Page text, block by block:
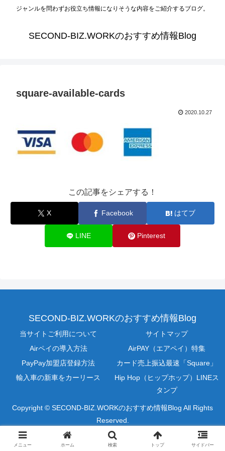
ジャンルを問わずお役立ち情報になりそうな内容をご紹介するブログ。
SECOND-BIZ.WORKのおすすめ情報Blog
square-available-cards
2020.10.27
この記事をシェアする！
X Facebook はてブ
LINE Pinterest
SECOND-BIZ.WORKのおすすめ情報Blog
当サイトご利用について
サイトマップ
Airペイの導入方法
AirPAY（エアペイ）特集
PayPay加盟店登録方法
カード売上振込最速「Square」
輸入車の新車をカーリース
Hip Hop（ヒップホップ）LINEス
タンプ
Copyright © SECOND-BIZ.WORKのおすすめ情報Blog All Rights
Reserved.
メニュー ホーム 検索 トップ サイドバー